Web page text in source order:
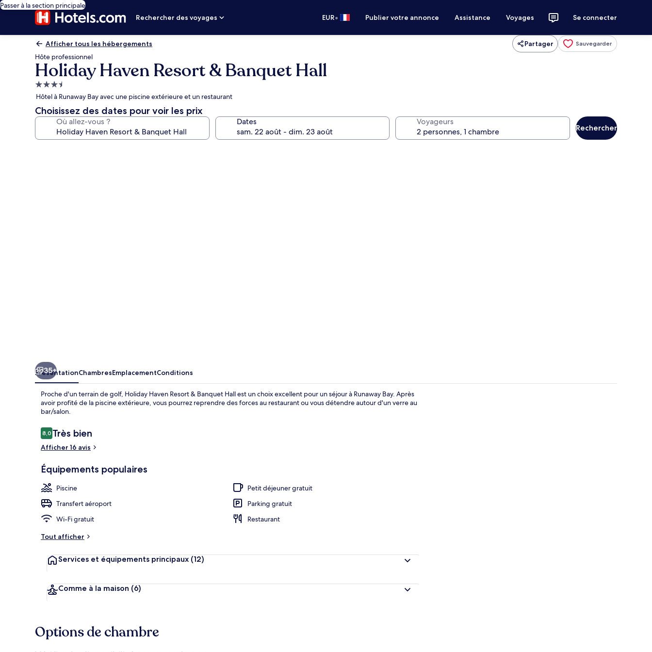
Passer à la section principale
Rechercher des voyages
EUR• Publier votre annonce Assistance Voyages Se connecter
Afficher tous les hébergements Partager Sauvegarder
Hôte professionnel
Holiday Haven Resort & Banquet Hall
Hébergement
3.5 étoiles
Hôtel à Runaway Bay avec une piscine extérieure et un restaurant
Choisissez des dates pour voir les prix
Où allez-vous ? Dates Voyageurs
Rechercher
35+
PrésentationChambresEmplacementConditions
Proche d'un terrain de golf, Holiday Haven Resort & Banquet Hall est un choix excellent pour un séjour à Runaway Bay. Après
avoir profité de la piscine extérieure, vous pourrez reprendre des forces au restaurant ou vous détendre autour d'un verre au
bar/salon.
Avis
voyageurs
8,08,0 sur 10
Très bien
Afficher 16 avis
Équipements populaires
Piscine
Petit déjeuner gratuit
Transfert aéroport
Parking gratuit
Wi-Fi gratuit
Restaurant
Tout afficher
Services et équipements principaux (12)
Comme à la maison (6)
Options de chambre